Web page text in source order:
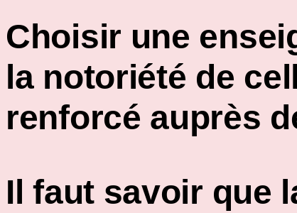
Choisir une
la notoriété de
renforcé auprès
Il faut savoir que